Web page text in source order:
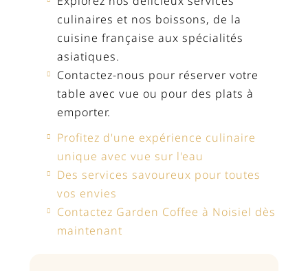
culinaires et nos boissons, de la
cuisine française aux spécialités
asiatiques.
Contactez-nous pour réserver votre
table avec vue ou pour des plats à
emporter.
Profitez d'une expérience culinaire
unique avec vue sur l'eau
Des services savoureux pour toutes
vos envies
Contactez Garden Coffee à Noisiel dès
maintenant